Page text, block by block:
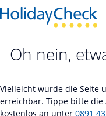
Oh nein,
Vielleicht wurde die Seite
erreichbar. Tippe bitte die
kostenlos an unter 0891